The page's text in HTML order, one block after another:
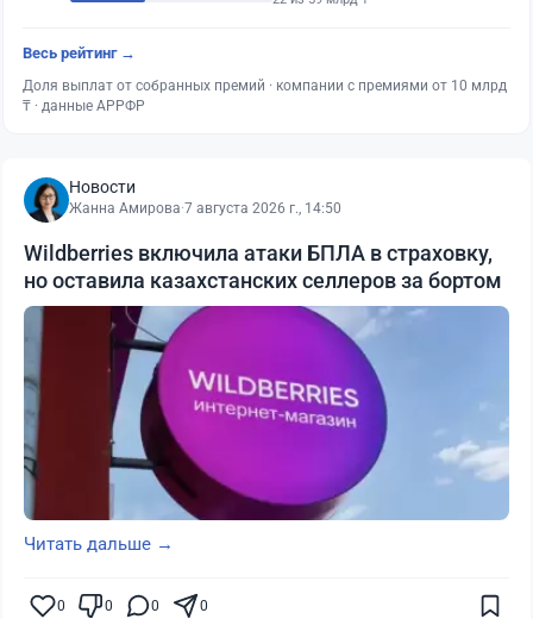
Весь рейтинг →
Доля выплат от собранных премий · компании с премиями от 10 млрд
₸ · данные АРРФР
Новости
Жанна Амирова·7 августа 2026 г., 14:50
Wildberries включила атаки БПЛА в страховку,
но оставила казахстанских селлеров за бортом
Читать дальше →
0 0 0 0